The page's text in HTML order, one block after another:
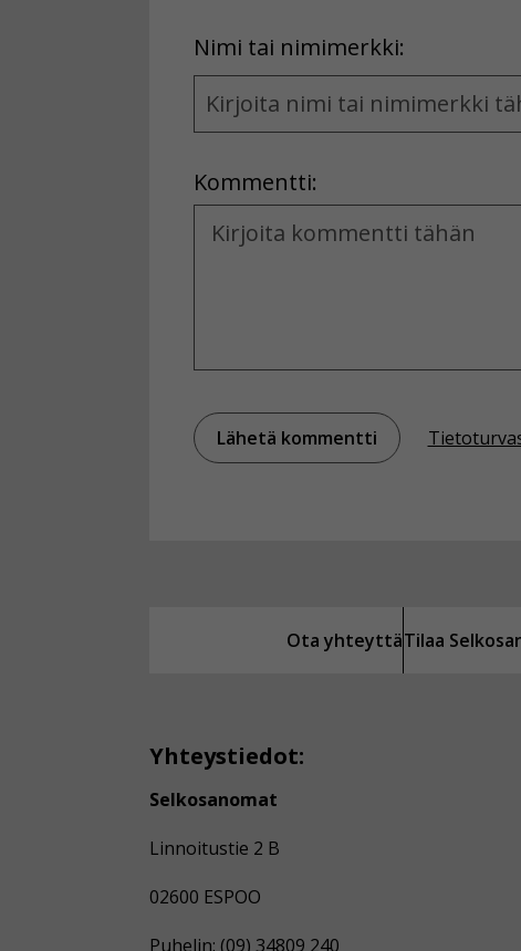
Nimi tai nimimerkki:
Name
and
Kommentti:
Kommentti
Ota yhteyttäTilaa
Yhteystiedot:
Selkosanomat
Linnoitustie 2 B
02600 ESPOO
Puhelin: (09) 34809 240